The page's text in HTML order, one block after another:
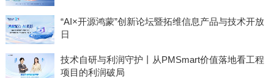
“AI×开源鸿蒙”创新论坛暨拓维信息产品与技术开放
日
技术自研与利润守护丨从PMSmart价值落地看工程
项目的利润破局